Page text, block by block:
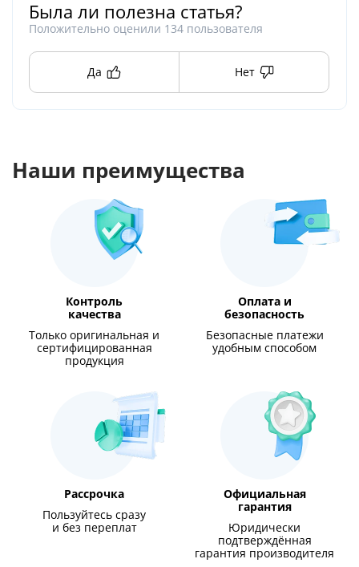
Была ли полезна статья?
Положительно оценили 134 пользователя
Да Нет
Наши преимущества
Контроль
качества
Только оригинальная и
сертифицированная
продукция
Оплата и
безопасность
Безопасные платежи
удобным способом
Рассрочка
Пользуйтесь сразу
и без переплат
Официальная
гарантия
Юридически
подтверждённая
гарантия производителя